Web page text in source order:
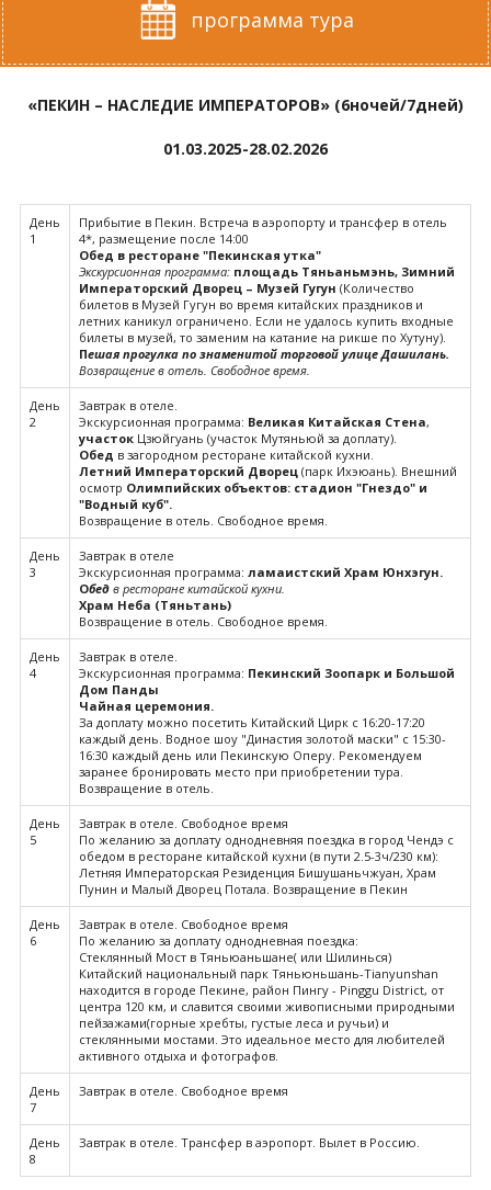
программа тура
«ПЕКИН – НАСЛЕДИЕ ИМПЕРАТОРОВ» (6ночей/7дней)
01.03.2025-28.02.2026
День
1
Прибытие в Пекин. Встреча в аэропорту и трансфер в отель
4*, размещение после 14:00
Обед в ресторане "Пекинская утка"
Экскурсионная программа: площадь Тяньаньмэнь, Зимний
Императорский Дворец – Музей Гугун (Количество
билетов в Музей Гугун во время китайских праздников и
летних каникул ограничено. Если не удалось купить входные
билеты в музей, то заменим на катание на рикше по Хутуну).
Пешая прогулка по знаменитой торговой улице Дашилань.
Возвращение в отель. Свободное время.
День
2
Завтрак в отеле.
Экскурсионная программа: Великая Китайская Стена,
участок Цзюйгуань (участок Мутяньюй за доплату).
Обед в загородном ресторане китайской кухни.
Летний Императорский Дворец (парк Ихэюань). Внешний
осмотр Олимпийских объектов: стадион "Гнездо" и
"Водный куб".
Возвращение в отель. Свободное время.
День
3
Завтрак в отеле
Экскурсионная программа: ламаистский Храм Юнхэгун.
Обед в ресторане китайской кухни.
Храм Неба (Тяньтань)
Возвращение в отель. Свободное время.
День
4
Завтрак в отеле.
Экскурсионная программа: Пекинский Зоопарк и Большой
Дом Панды
Чайная церемония.
За доплату можно посетить Китайский Цирк с 16:20-17:20
каждый день. Водное шоу "Династия золотой маски" с 15:30-
16:30 каждый день или Пекинскую Оперу. Рекомендуем
заранее бронировать место при приобретении тура.
Возвращение в отель.
День
5
Завтрак в отеле. Свободное время
По желанию за доплату однодневняя поездка в город Чендэ с
обедом в ресторане китайской кухни (в пути 2.5-3ч/230 км):
Летняя Императорская Резиденция Бишушаньчжуан, Храм
Пунин и Малый Дворец Потала. Возвращение в Пекин
День
6
Завтрак в отеле. Свободное время
По желанию за доплату однодневная поездка:
Стеклянный Мост в Тяньюаньшане( или Шилинься)
Китайский национальный парк Тяньюньшань-Tianyunshan
находится в городе Пекине, район Пингу - Pinggu District, от
центра 120 км, и славится своими живописными природными
пейзажами(горные хребты, густые леса и ручьи) и
стеклянными мостами. Это идеальное место для любителей
активного отдыха и фотографов.
День
7
Завтрак в отеле. Свободное время
День
8
Завтрак в отеле. Трансфер в аэропорт. Вылет в Россию.